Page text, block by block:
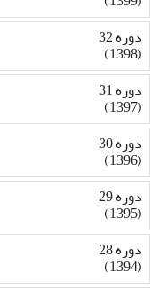
دوره 32
(1398)
دوره 31
(1397)
دوره 30
(1396)
دوره 29
(1395)
دوره 28
(1394)